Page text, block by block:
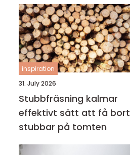
inspiration
31. July 2026
Stubbfräsning kalmar
effektivt sätt att få bort
stubbar på tomten